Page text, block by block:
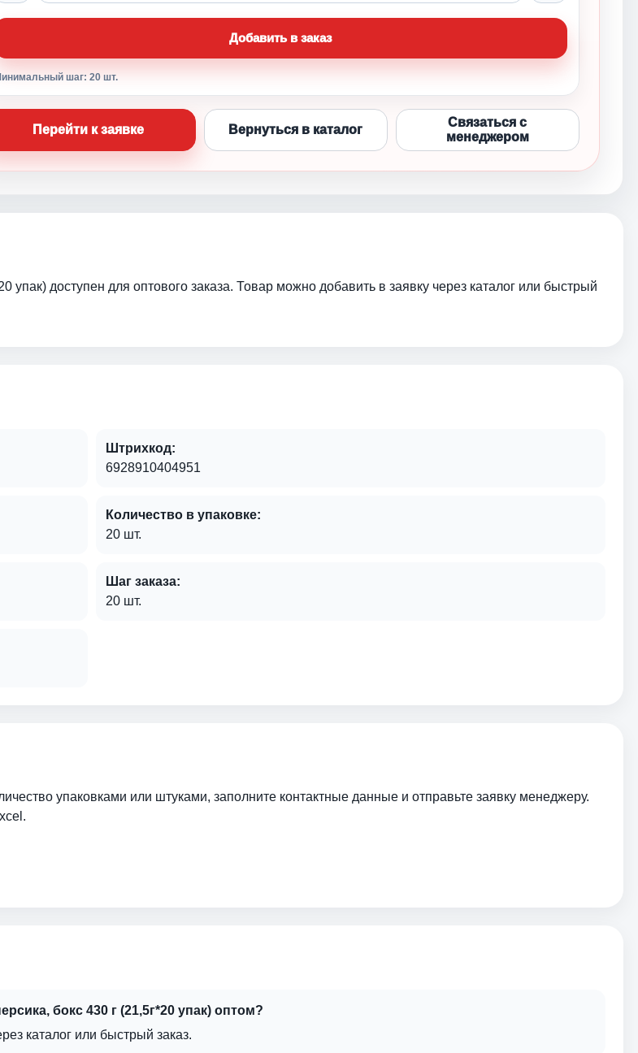
Добавить в заказ
шаг: 20 шт.
Перейти к заявке Вернуться в каталог
Связаться с
менеджером
упак) доступен для оптового заказа. Товар можно добавить в заявку через каталог или быстрый
Штрихкод:
6928910404951
Количество в упаковке:
20 шт.
Шаг заказа:
20 шт.
упаковками или штуками, заполните контактные данные и отправьте заявку менеджеру.
бокс 430 г (21,5г*20 упак) оптом?
каталог или быстрый заказ.